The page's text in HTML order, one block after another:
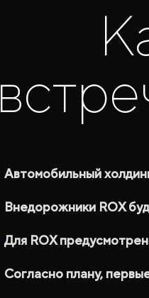
Автомобильный
Внедорожники ROX
Для ROX
Согласно плану,